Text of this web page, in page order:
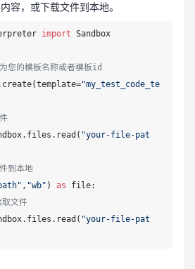
容，或下载文件到本地。
import Sandbox
您的模板名称或者模板id
"my_test_code_te
"your-file-pat
到本地
, "wb" ) as file:
文件
"your-file-pat